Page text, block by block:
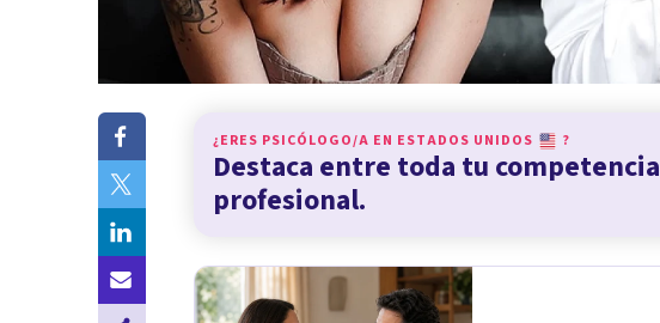
¿ERES PSICÓLOGO/A EN ESTADOS UNIDOS ?
Destaca entre toda tu competencia
profesional.